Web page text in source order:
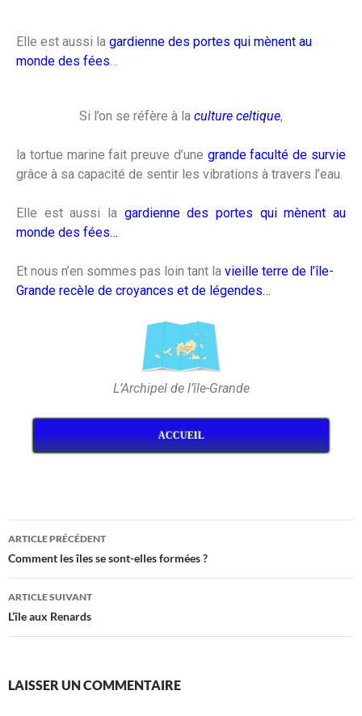
Elle est aussi la gardienne des portes qui mènent au
monde des fées…
Si l’on se réfère à la culture celtique,
la tortue marine fait preuve d’une grande faculté de survie
grâce à sa capacité de sentir les vibrations à travers l’eau.
Elle est aussi la gardienne des portes qui mènent au
monde des fées…
Et nous n’en sommes pas loin tant la vieille terre de l’île-
Grande recèle de croyances et de légendes…
L’Archipel de l’île-Grande
ACCUEIL
ARTICLE PRÉCÉDENT
Comment les îles se sont-elles formées ?
ARTICLE SUIVANT
L’île aux Renards
LAISSER UN COMMENTAIRE